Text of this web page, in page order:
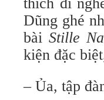
Dũng ghé
bài Stille
kiện đặc
– Ủa, tập